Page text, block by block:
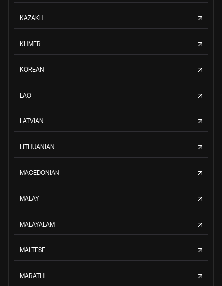
KAZAKH
KHMER
KOREAN
LAO
LATVIAN
LITHUANIAN
MACEDONIAN
MALAY
MALAYALAM
MALTESE
MARATHI